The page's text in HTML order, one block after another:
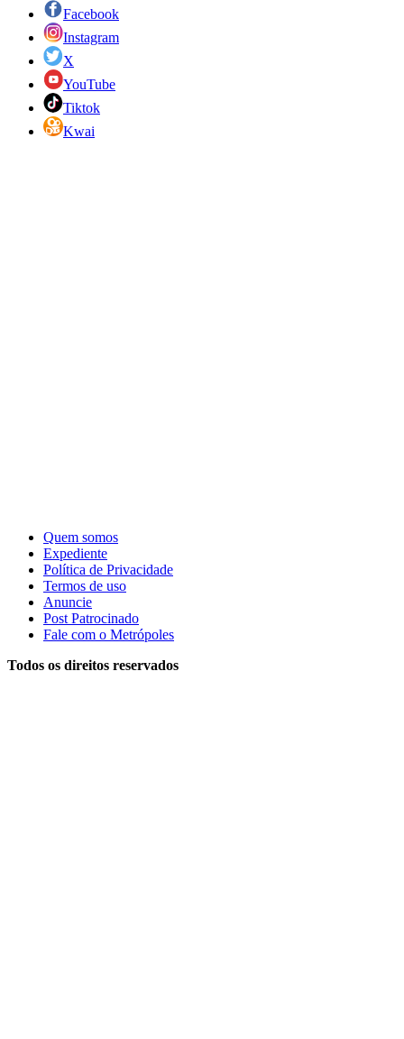
Facebook
Instagram
X
YouTube
Tiktok
Kwai
Quem somos
Expediente
Política de Privacidade
Termos de uso
Anuncie
Post Patrocinado
Fale com o Metrópoles
Todos os direitos reservados